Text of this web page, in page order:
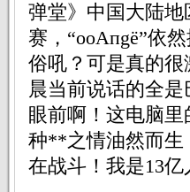
弹堂》中国大陆
赛，“oοАпgё”依
俗吼？可是真的
晨当前说话的全
眼前啊！这电脑
种**之情油然而生
在战斗！我是13亿